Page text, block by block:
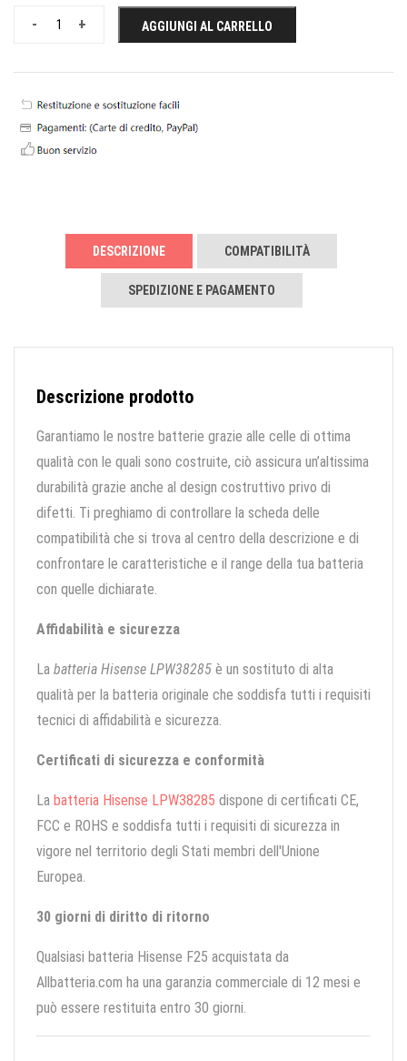
+
- AGGIUNGI AL CARRELLO
DESCRIZIONE COMPATIBILITÀ
SPEDIZIONE E PAGAMENTO
Descrizione prodotto
Garantiamo le nostre batterie grazie alle celle di ottima
qualità con le quali sono costruite, ciò assicura un’altissima
durabilità grazie anche al design costruttivo privo di
difetti. Ti preghiamo di controllare la scheda delle
compatibilità che si trova al centro della descrizione e di
confrontare le caratteristiche e il range della tua batteria
con quelle dichiarate.
Affidabilità e sicurezza
La batteria Hisense LPW38285 è un sostituto di alta
qualità per la batteria originale che soddisfa tutti i requisiti
tecnici di affidabilità e sicurezza.
Certificati di sicurezza e conformità
La batteria Hisense LPW38285 dispone di certificati CE,
FCC e ROHS e soddisfa tutti i requisiti di sicurezza in
vigore nel territorio degli Stati membri dell'Unione
Europea.
30 giorni di diritto di ritorno
Qualsiasi batteria Hisense F25 acquistata da
Allbatteria.com ha una garanzia commerciale di 12 mesi e
può essere restituita entro 30 giorni.